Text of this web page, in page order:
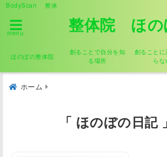
BodyScan 整体
menu 整体院 ほの
ほのぼの整体院
創ることで自分を知
る場所
創ること
らな
ホーム
「 ほのぼの日記